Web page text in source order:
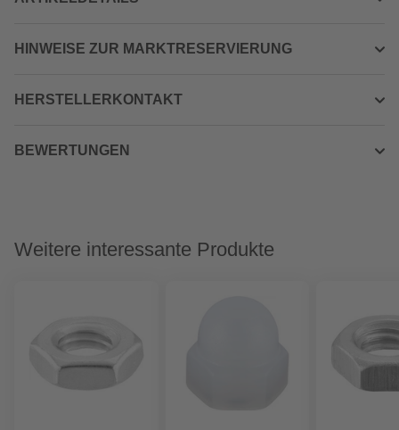
HINWEISE ZUR MARKTRESERVIERUNG
HERSTELLERKONTAKT
BEWERTUNGEN
Weitere interessante Produkte